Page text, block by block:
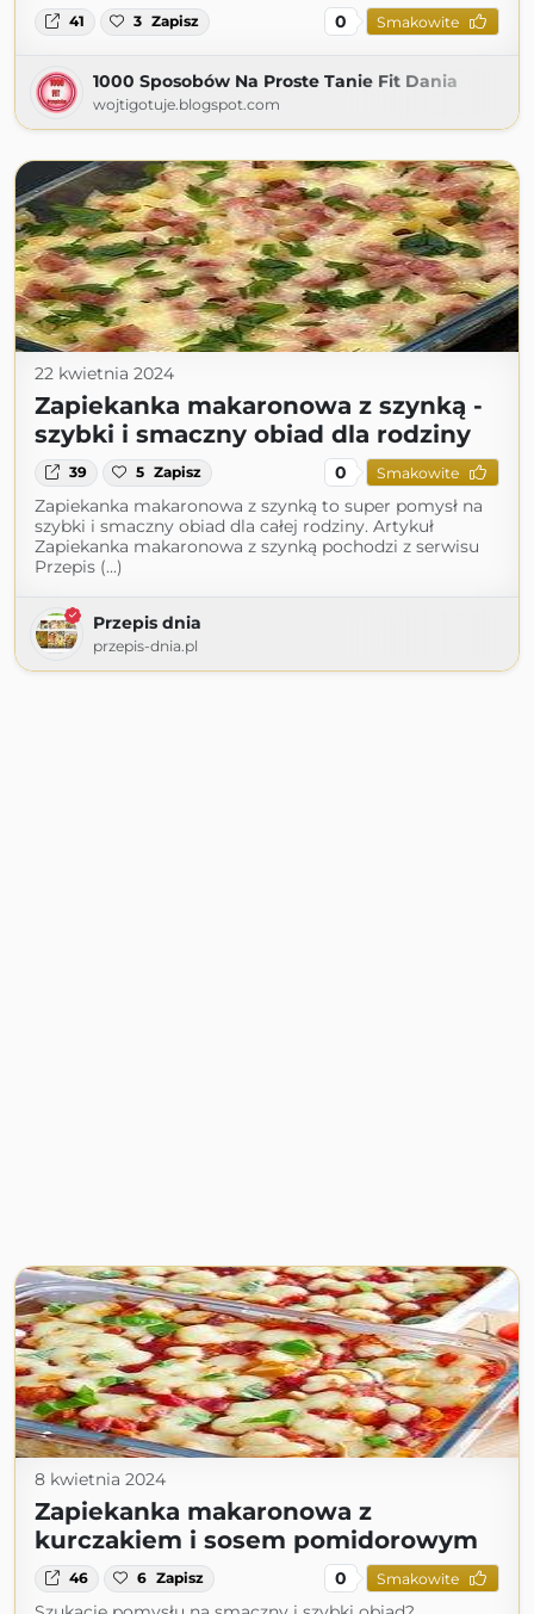
41 3 Zapisz 0 Smakowite
1000 Sposobów Na Proste Tanie Fit Dania
wojtigotuje.blogspot.com
22 kwietnia 2024
Zapiekanka makaronowa z szynką -
szybki i smaczny obiad dla rodziny
39 5 Zapisz 0 Smakowite
Zapiekanka makaronowa z szynką to super pomysł na
szybki i smaczny obiad dla całej rodziny. Artykuł
Zapiekanka makaronowa z szynką pochodzi z serwisu
Przepis (...)
Przepis dnia
przepis-dnia.pl
8 kwietnia 2024
Zapiekanka makaronowa z
kurczakiem i sosem pomidorowym
46 6 Zapisz 0 Smakowite